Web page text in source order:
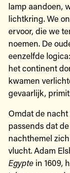
lamp aandoen,
lichtkring. We
ervoor, die we
noemen. De
eenzelfde
het continent
kwamen
gevaarlijk,
Omdat de
passends dat
nachthemel
vlucht. Adam
Egyptein 1609,